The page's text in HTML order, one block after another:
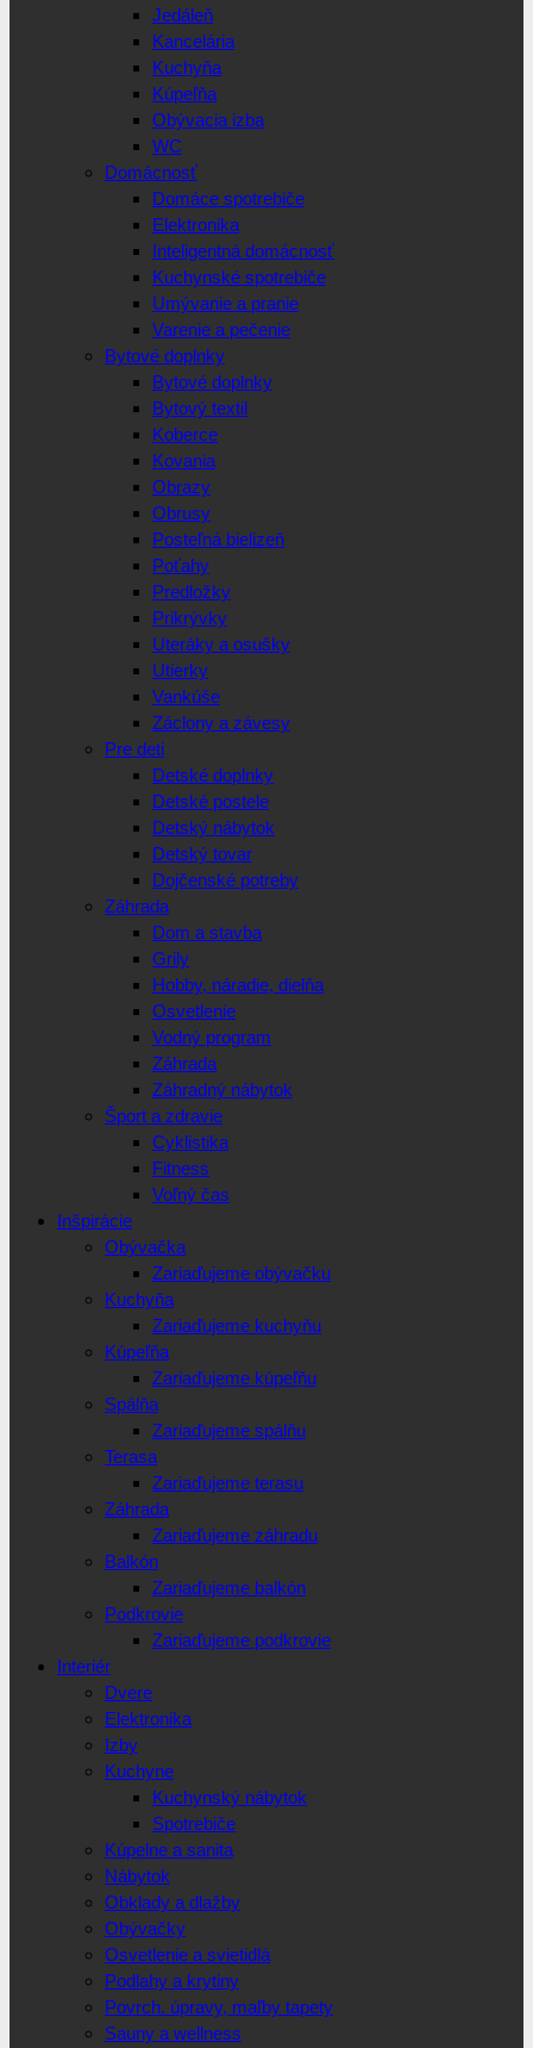
Jedáleň
Kancelária
Kuchyňa
Kúpeľňa
Obývacia izba
WC
Domácnosť
Domáce spotrebiče
Elektronika
Inteligentná domácnosť
Kuchynské spotrebiče
Umývanie a pranie
Varenie a pečenie
Bytové doplnky
Bytové doplnky
Bytový textil
Koberce
Kovania
Obrazy
Obrusy
Posteľná bielizeň
Poťahy
Predložky
Prikrývky
Uteráky a osušky
Utierky
Vankúše
Záclony a závesy
Pre deti
Detské doplnky
Detské postele
Detský nábytok
Detský tovar
Dojčenské potreby
Záhrada
Dom a stavba
Grily
Hobby, náradie, dielňa
Osvetlenie
Vodný program
Záhrada
Záhradný nábytok
Šport a zdravie
Cyklistika
Fitness
Voľný čas
Inšpirácie
Obývačka
Zariaďujeme obývačku
Kuchyňa
Zariaďujeme kuchyňu
Kúpeľňa
Zariaďujeme kúpeľňu
Spálňa
Zariaďujeme spálňu
Terasa
Zariaďujeme terasu
Záhrada
Zariaďujeme záhradu
Balkón
Zariaďujeme balkón
Podkrovie
Zariaďujeme podkrovie
Interiér
Dvere
Elektronika
Izby
Kuchyne
Kuchynský nábytok
Spotrebiče
Kúpelne a sanita
Nábytok
Obklady a dlažby
Obývačky
Osvetlenie a svietidlá
Podlahy a krytiny
Povrch. úpravy, maľby tapety
Sauny a wellness